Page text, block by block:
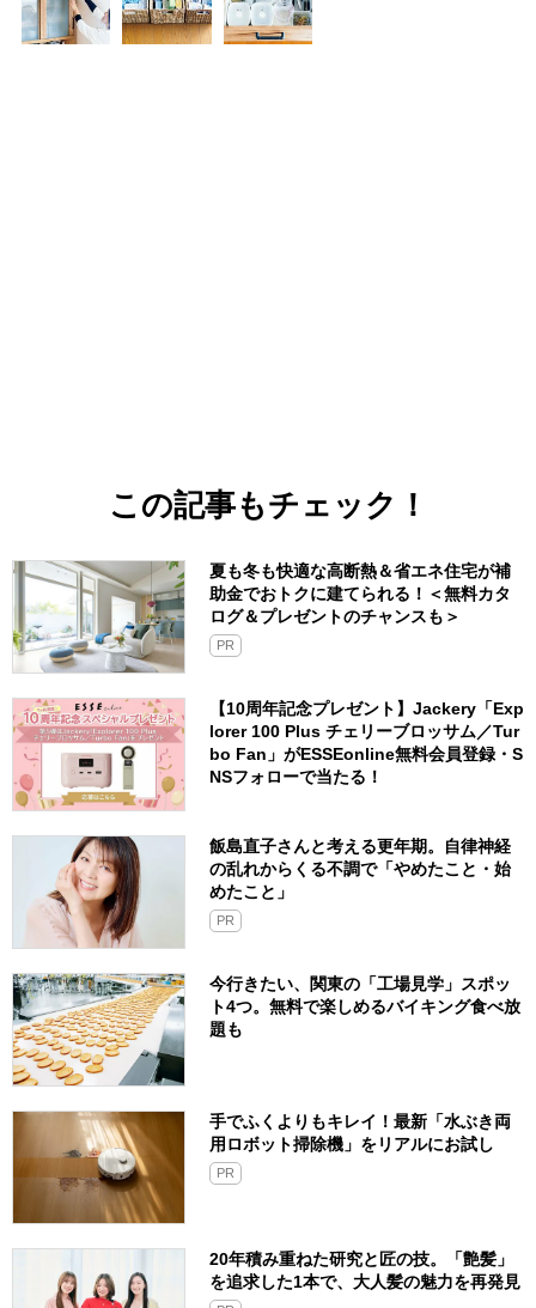
この記事もチェック！
夏も冬も快適な高断熱＆省エネ住宅が補
助金でおトクに建てられる！＜無料カタ
ログ＆プレゼントのチャンスも＞
PR
【10周年記念プレゼント】Jackery「Exp
lorer 100 Plus チェリーブロッサム／Tur
bo Fan」がESSEonline無料会員登録・S
NSフォローで当たる！
飯島直子さんと考える更年期。自律神経
の乱れからくる不調で「やめたこと・始
めたこと」
PR
今行きたい、関東の「工場見学」スポッ
ト4つ。無料で楽しめるバイキング食べ放
題も
手でふくよりもキレイ！最新「水ぶき両
用ロボット掃除機」をリアルにお試し
PR
20年積み重ねた研究と匠の技。「艶髪」
を追求した1本で、大人髪の魅力を再発見